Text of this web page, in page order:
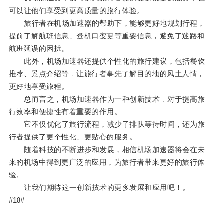
可以让他们享受到更高质量的旅行体验。
旅行者在机场加速器的帮助下，能够更好地规划行程，
提前了解航班信息、登机口变更等重要信息，避免了迷路和
航班延误的困扰。
此外，机场加速器还提供个性化的旅行建议，包括餐饮
推荐、景点介绍等，让旅行者事先了解目的地的风土人情，
更好地享受旅程。
总而言之，机场加速器作为一种创新技术，对于提高旅
行效率和便捷性有着重要的作用。
它不仅优化了旅行流程，减少了排队等待时间，还为旅
行者提供了更个性化、更贴心的服务。
随着科技的不断进步和发展，相信机场加速器将会在未
来的机场中得到更广泛的应用，为旅行者带来更好的旅行体
验。
让我们期待这一创新技术的更多发展和应用吧！。
#18#